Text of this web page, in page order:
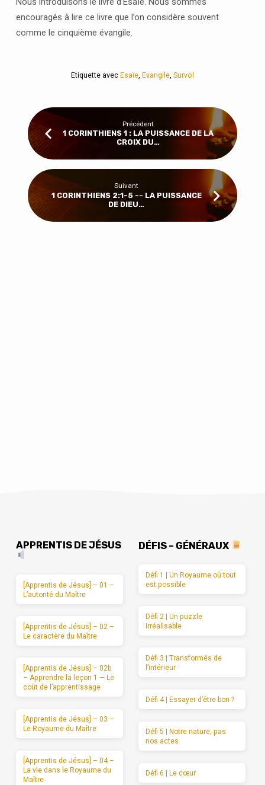
encouragés à lire ce livre que l’on considère souvent
comme le cinquième évangile.
Etiquette avec Esaïe Evangile Survol
Précédent
1 CORINTHIENS 1 : LA PUISSANCE DE LA
CROIX DU…
Suivant
1 CORINTHIENS 2:1-5 -- LA PUISSANCE
DE DIEU…
APPRENTIS DE JÉSUS
[Apprentis de Jésus] – 01 –
L’autorité du Maître
[Apprentis de Jésus] – 02 –
Le caractère du Maître
[Apprentis de Jésus] – 02b
– Apprendre la leçon 1 — Le
coût de l’apprentissage
[Apprentis de Jésus] – 03 –
Le Royaume du Maître
[Apprentis de Jésus] – 04 –
La vie dans le Royaume du
Maître
DÉFIS – GÉNÉRAUX
Défi 1 | Un Royaume où tout
est possible
Défi 2 | Un puzzle
irréalisable
Défi 3 | Transformés de
l’intérieur
Défi 4 | Essayer d’être bon ?
Défi 5 | Notre nature, pas
nos actes
Défi 6 | Le cœur